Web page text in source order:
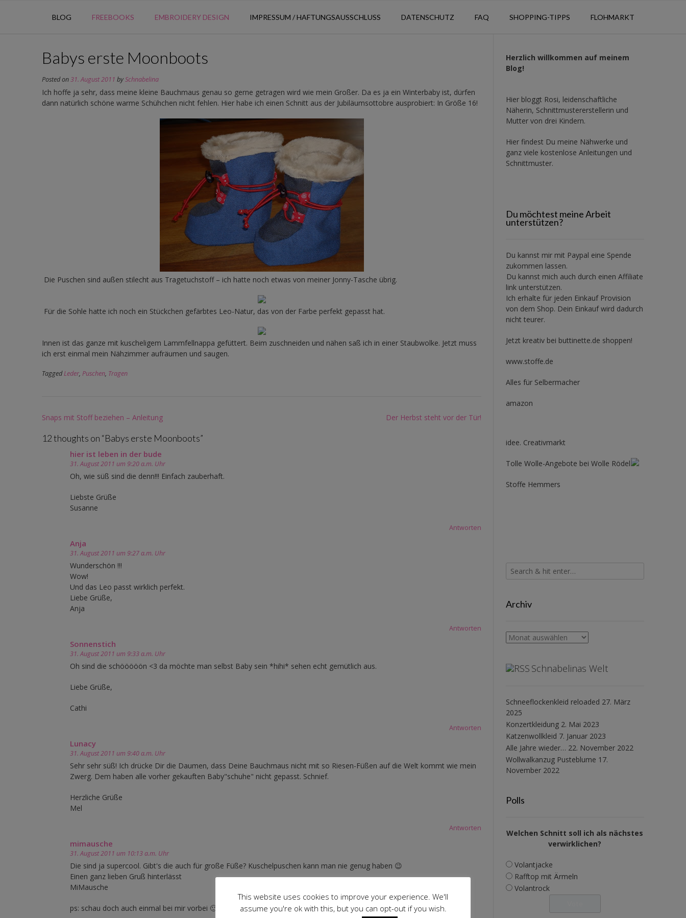
BLOG FREEBOOKS EMBROIDERY DESIGN IMPRESSUM / HAFTUNGSAUSSCHLUSS DATENSCHUTZ FAQ SHOPPING-TIPPS FLOHMARKT
Babys erste Moonboots
Posted on31. August 2011 bySchnabelina
Ich hoffe ja sehr, dass meine kleine Bauchmaus genau so gerne getragen wird wie mein Großer. Da es ja ein Winterbaby ist, dürfen
dann natürlich schöne warme Schühchen nicht fehlen. Hier habe ich einen Schnitt aus der Jubiläumsottobre ausprobiert: In Größe 16!
Die Puschen sind außen stilecht aus Tragetuchstoff – ich hatte noch etwas von meiner Jonny-Tasche übrig.
Für die Sohle hatte ich noch ein Stückchen gefärbtes Leo-Natur, das von der Farbe perfekt gepasst hat.
Innen ist das ganze mit kuscheligem Lammfellnappa gefüttert. Beim zuschneiden und nähen saß ich in einer Staubwolke. Jetzt muss
ich erst einmal mein Nähzimmer aufräumen und saugen.
TaggedLeder, Puschen, Tragen
Post
Snaps mit Stoff beziehen – Anleitung Der Herbst steht vor der Tür!
12 thoughts on “Babys erste Moonboots”
hier ist leben in der bude
31. August 2011 um 9:20 a.m. Uhr
Oh, wie süß sind die denn!!! Einfach zauberhaft.
Liebste Grüße
Susanne
Antworten
Anja
31. August 2011 um 9:27 a.m. Uhr
Wunderschön !!!
Wow!
Und das Leo passt wirklich perfekt.
Liebe Grüße,
Anja
Antworten
Sonnenstich
31. August 2011 um 9:33 a.m. Uhr
Oh sind die schööööön <3 da möchte man selbst Baby sein *hihi* sehen echt gemütlich aus.
Liebe Grüße,
Cathi
Antworten
Lunacy
31. August 2011 um 9:40 a.m. Uhr
Sehr sehr süß! Ich drücke Dir die Daumen, dass Deine Bauchmaus nicht mit so Riesen-Füßen auf die Welt kommt wie mein
Zwerg. Dem haben alle vorher gekauften Baby"schuhe" nicht gepasst. Schnief.
Herzliche Grüße
Mel
Antworten
mimausche
31. August 2011 um 10:13 a.m. Uhr
Die sind ja supercool. Gibt's die auch für große Füße? Kuschelpuschen kann man nie genug haben 😉
Einen ganz lieben Gruß hinterlässt
MiMausche
ps: schau doch auch einmal bei mir vorbei 🙂
Herzlich willkommen auf meinem
Blog!
Hier bloggt Rosi, leidenschaftliche
Näherin, Schnittmustererstellerin und
Mutter von drei Kindern.
Hier findest Du meine Nähwerke und
ganz viele kostenlose Anleitungen und
Schnittmuster.
Du möchtest meine Arbeit
unterstützen?
Du kannst mir mit Paypal eine Spende
zukommen lassen.
Du kannst mich auch durch einen Affiliate
link unterstützen.
Ich erhalte für jeden Einkauf Provision
von dem Shop. Dein Einkauf wird dadurch
nicht teurer.
Jetzt kreativ bei buttinette.de shoppen!
www.stoffe.de
Alles für Selbermacher
amazon
idee. Creativmarkt
Tolle Wolle-Angebote bei Wolle Rödel
Stoffe Hemmers
Archiv
Archiv
Schnabelinas Welt
Schneeflockenkleid reloaded 27. März
2025
Konzertkleidung 2. Mai 2023
Katzenwollkleid 7. Januar 2023
Alle Jahre wieder… 22. November 2022
Wollwalkanzug Pusteblume 17.
November 2022
Polls
Welchen Schnitt soll ich als nächstes
verwirklichen?
Volantjacke
Rafftop mit Ärmeln
Volantrock
This website uses cookies to improve your experience. We'll
assume you're ok with this, but you can opt-out if you wish.